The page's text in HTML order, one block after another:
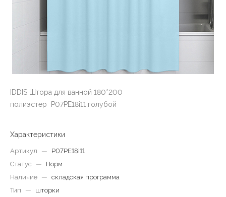
IDDIS Штора для ванной 180*200
полиэстер P07PЕ18i11,голубой
Характеристики
Артикул —
P07PЕ18i11
Статус
—
Норм
Наличие — складская программа
Тип
—
шторки